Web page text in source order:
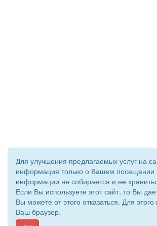
Для улучшения предлагаемых услуг на
информация только о Вашем посещении
информации не собирается и не
Если Вы используете этот сайт, то Вы
Вы можете от этого отказаться. Для
Ваш браузер.